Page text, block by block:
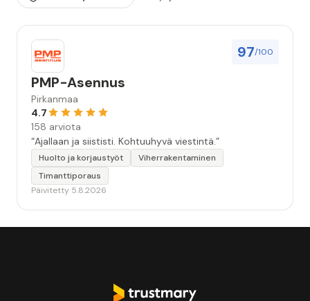
97/100
PMP-Asennus
Pirkanmaa
4.7
158 arviota
“Ajallaan ja siististi. Kohtuuhyvä viestintä.”
Huolto ja korjaustyöt
Viherrakentaminen
Timanttiporaus
Päivitetty 5.8.2026